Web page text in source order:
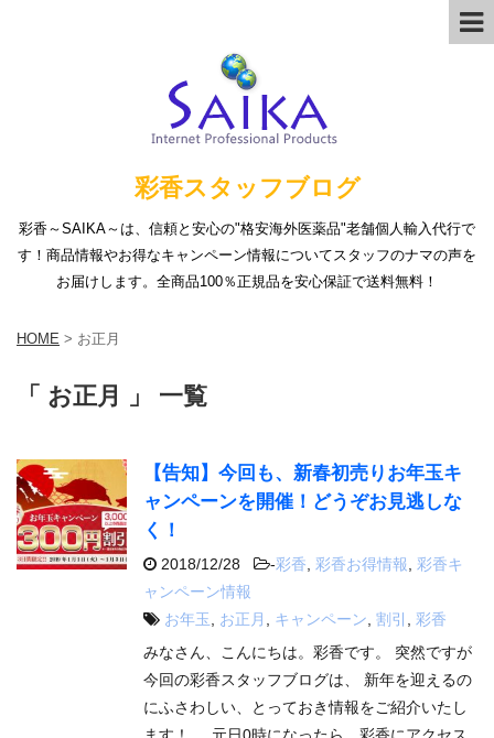
彩香スタッフブログ
彩香～SAIKA～は、信頼と安心の"格安海外医薬品"老舗個人輸入代行で
す！商品情報やお得なキャンペーン情報についてスタッフのナマの声を
お届けします。全商品100％正規品を安心保証で送料無料！
HOME > お正月
「 お正月 」 一覧
【告知】今回も、新春初売りお年玉キ
ャンペーンを開催！どうぞお見逃しな
く！
2018/12/28 -彩香 彩香お得情報
彩香キ
ャンペーン情報
お年玉
お正月 キャンペーン 割引
彩香
みなさん、こんにちは。彩香です。 突然ですが
今回の彩香スタッフブログは、 新年を迎えるの
にふさわしい、とっておき情報をご紹介いたし
ます！ 元日0時になったら、彩香にアクセス